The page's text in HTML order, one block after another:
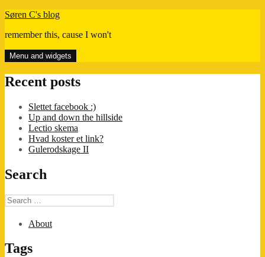
Skip
content
Søren C's blog
remember this, cause I won't
Menu and widgets
Recent posts
Slettet facebook :)
Up and down the hillside
Lectio skema
Hvad koster et link?
Gulerodskage II
Search
Search
for:
About
Tags